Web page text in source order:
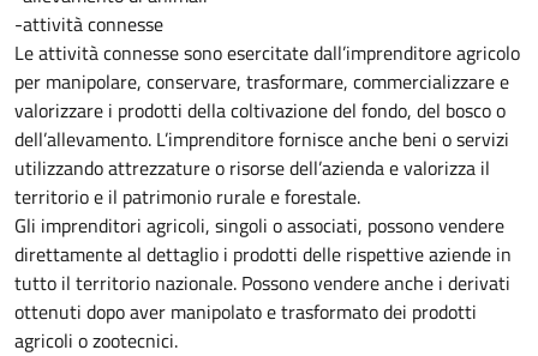
-attività connesse
Le attività connesse sono esercitate dall’imprenditore agricolo
per manipolare, conservare, trasformare, commercializzare e
valorizzare i prodotti della coltivazione del fondo, del bosco o
dell’allevamento. L’imprenditore fornisce anche beni o servizi
utilizzando attrezzature o risorse dell’azienda e valorizza il
territorio e il patrimonio rurale e forestale.
Gli imprenditori agricoli, singoli o associati, possono vendere
direttamente al dettaglio i prodotti delle rispettive aziende in
tutto il territorio nazionale. Possono vendere anche i derivati
ottenuti dopo aver manipolato e trasformato dei prodotti
agricoli o zootecnici.